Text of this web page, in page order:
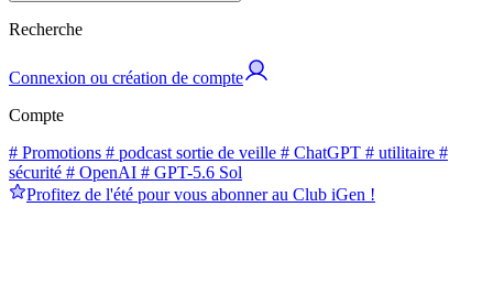
Recherche
Connexion ou création de compte
Compte
# Promotions # podcast sortie de veille # ChatGPT # utilitaire #
sécurité # OpenAI # GPT-5.6 Sol
Profitez de l'été pour vous abonner au Club iGen !